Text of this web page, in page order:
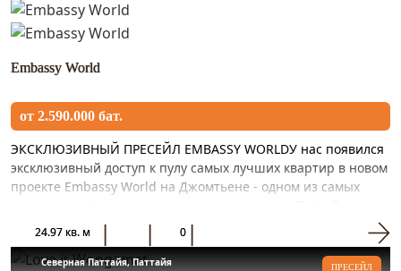
Embassy World
от 2.590.000 бат.
ЭКСКЛЮЗИВНЫЙ ПРЕСЕЙЛ EMBASSY WORLDУ нас появился
эксклюзивный доступ к пулу самых лучших квартир в новом
проекте Embassy World на Джомтьене - одном из самых
Проект располо...
24.97 кв. м 0
Северная Паттайя, Паттайя ПРЕСЕЙЛ